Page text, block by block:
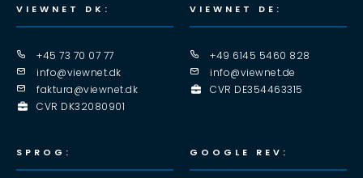
VIEWNET DK:
+45 73 70 07 77
info@viewnet.dk
faktura@viewnet.dk
CVR DK32080901
SPROG:
VIEWNET DE:
+49 6145 5460 828
info@viewnet.de
CVR DE354463315
GOOGLE REV: